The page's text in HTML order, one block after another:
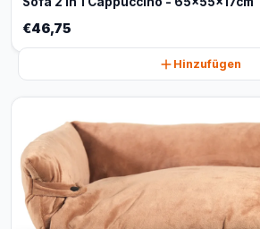
€46,75
Hinzufügen